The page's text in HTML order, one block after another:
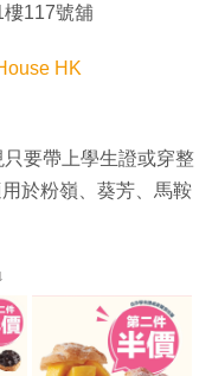
117號舖
HK
要帶上學生證或穿整
於粉嶺、葵芳、馬鞍